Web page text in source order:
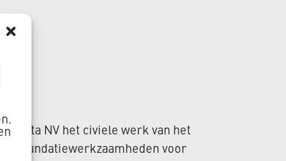
Delta NV het civiele werk van het
de fundatiewerkzaamheden voor